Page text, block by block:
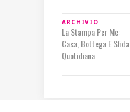
ARCHIVIO
La Stampa Per Me:
Casa, Bottega E Sfida
Quotidiana